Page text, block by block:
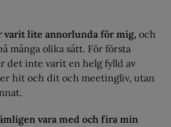
varit lite annorlunda för mig, och
många olika sätt. För första
det inte varit en helg fylld av
hit och dit och meetingliv, utan
vara med och fira min